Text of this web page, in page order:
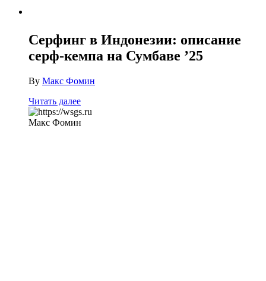
Серфинг в Индонезии: описание
серф-кемпа на Сумбаве ’25
By Макс Фомин
Читать далее
Макс Фомин